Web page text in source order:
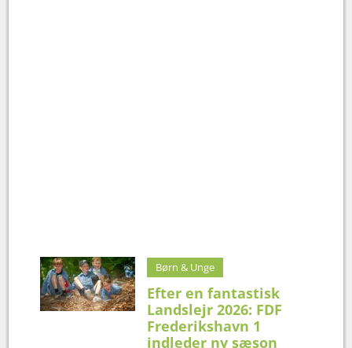
Børn & Unge
Efter en fantastisk
Landslejr 2026: FDF
Frederikshavn 1
indleder ny sæson